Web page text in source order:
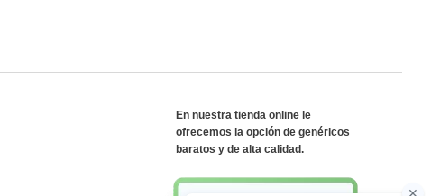
En nuestra tienda online le
ofrecemos la opción de genéricos
baratos y de alta calidad.